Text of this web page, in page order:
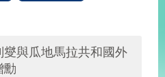
燮與瓜地馬拉共和國外
勳